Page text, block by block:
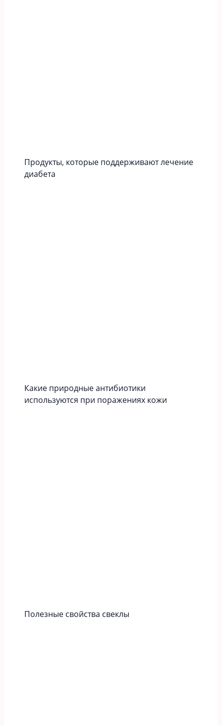
Продукты, которые поддерживают лечение
диабета
Какие природные антибиотики
используются при поражениях кожи
Полезные свойства свеклы